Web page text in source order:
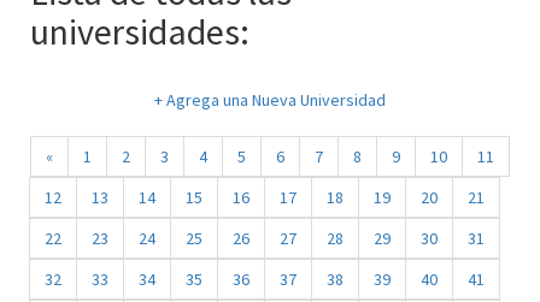
universidades:
+ Agrega una Nueva Universidad
« 1 2 3 4 5 6 7 8 9 10
11
12
13 14 15 16 17 18 19 20
21
22
23 24 25 26 27 28 29 30
31
32
33 34 35 36 37 38 39 40
41